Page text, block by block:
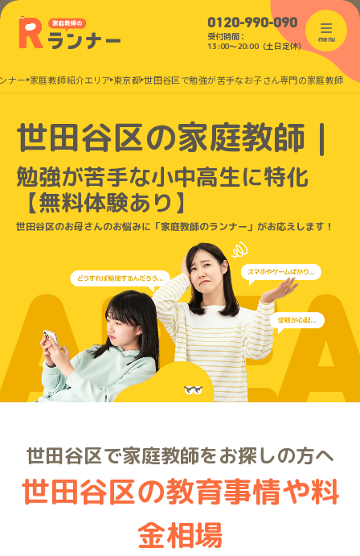
0120-990-090
受付時間：
13:00〜20:00（土日定休）
menu
ナー 家庭教師紹介エリア 東京都 世田谷区で勉強が苦手なお子さん専門の家庭教師
世田谷区の家庭教師｜
勉強が苦手な小中高生に特化
【無料体験あり】
世田谷区のお母さんのお悩みに「家庭教師のランナー」がお応えします！
世田谷区で家庭教師をお探しの方へ
世田谷区の教育事情や料
金相場